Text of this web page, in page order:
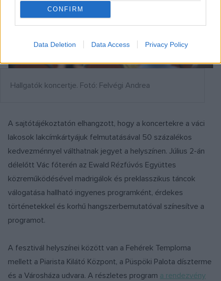
CONFIRM
Data Deletion Data Access Privacy Policy
Hallgatók koncertje. Fotó: Felvégi Andrea
A sajtótájékoztatón elhangzott, hogy a koncertekre a váci
lakosok lakcímkártyájuk felmutatásával 50 százalékos
kedvezménnyel válthatnak jegyet a helyszínen. Július 2-án
délelőtt Vác főterén az Ewald Rézfúvós Együttes
közreműködésével madrigálok és preklasszikus táncok
válogatása hallható ingyenes programként, érdekes
történetekkel és korhű hangszerbemutatóval színesítve a
programot.
A fesztivál helyszínei között van a Fehérek Temploma
mellett a Piarista Kilátó Központ, a Püspöki Palota díszterme
és a Városháza udvara. A részletes program a rendezvény